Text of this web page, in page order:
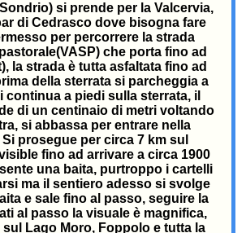
si prende per la Valcervia,
di Cedrasco dove bisogna fare
per percorrere la strada
che porta fino ad
la strada è tutta asfaltata fino ad
della sterrata si parcheggia a
continua a piedi sulla sterrata, il
di un centinaio di metri voltando
si abbassa per entrare nella
prosegue per circa 7 km sul
fino ad arrivare a circa 1900
una baita, purtroppo i cartelli
ma il sentiero adesso si svolge
e sale fino al passo, seguire la
al passo la visuale è magnifica,
sul Lago Moro, Foppolo e tutta la